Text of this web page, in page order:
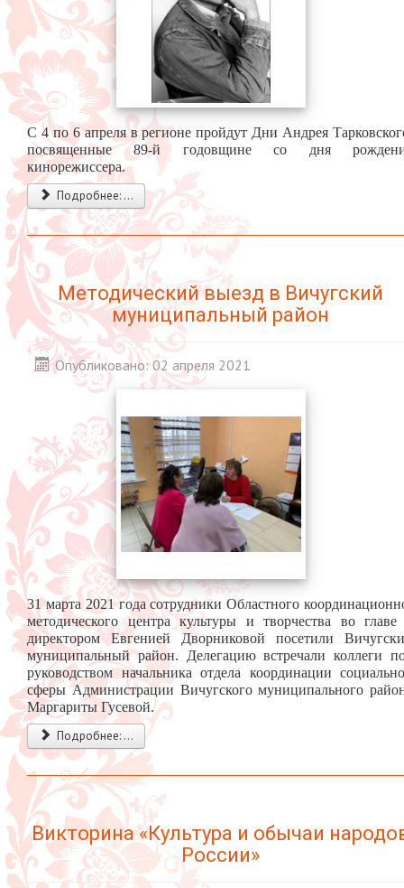
С 4 по 6 апреля в регионе пройдут Дни Андрея
посвященные 89-й годовщине со дня
кинорежиссера.
Подробнее: ...
Методический выезд в Вичугский
муниципальный район
Опубликовано: 02 апреля 2021
31 марта 2021 года сотрудники Областного
методического центра культуры и творчества во главе
директором Евгенией Дворниковой посетили
муниципальный район. Делегацию встречали коллеги
руководством начальника отдела координации
сферы Администрации Вичугского муниципального
Маргариты Гусевой.
Подробнее: ...
Викторина «Культура и обычаи
России»